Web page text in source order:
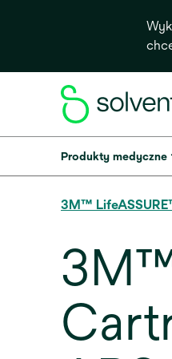
Produkty medyczne
3M™